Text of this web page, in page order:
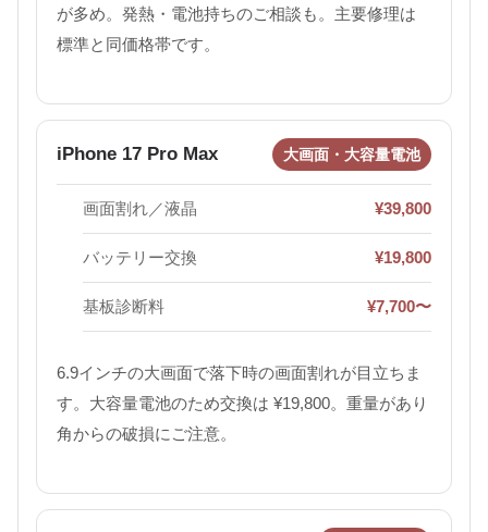
が多め。発熱・電池持ちのご相談も。主要修理は
標準と同価格帯です。
iPhone 17 Pro Max 大画面・大容量電池
画面割れ／液晶 ¥39,800
バッテリー交換 ¥19,800
基板診断料 ¥7,700〜
6.9インチの大画面で落下時の画面割れが目立ちま
す。大容量電池のため交換は ¥19,800。重量があり
角からの破損にご注意。